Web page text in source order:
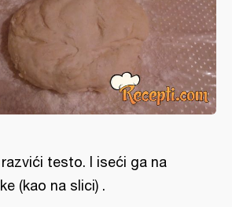
testo. I iseći ga na
(kao na slici) .